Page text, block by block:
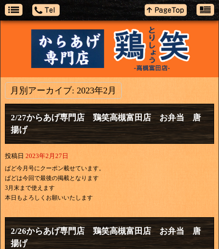
月別アーカイブ: 2023年2月
2/27からあげ専門店 鶏笑高槻富田店 お弁当 唐
揚げ
投稿日 2023年2月27日
ぱど今月号にクーポン載せています。
ぱどは今回で最後の掲載となります
3月末まで使えます
本日もよろしくお願いいたします
2/26からあげ専門店 鶏笑高槻富田店 お弁当 唐
揚げ